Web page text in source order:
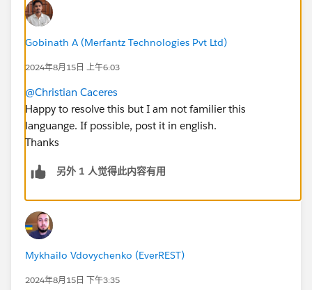
Gobinath A (Merfantz Technologies Pvt Ltd)
2024年8月15日 上午6:03
@Christian Caceres
Happy to resolve this but I am not familier this
languange. If possible, post it in english.
Thanks
另外 1 人觉得此内容有用
Mykhailo Vdovychenko (EverREST)
2024年8月15日 下午3:35